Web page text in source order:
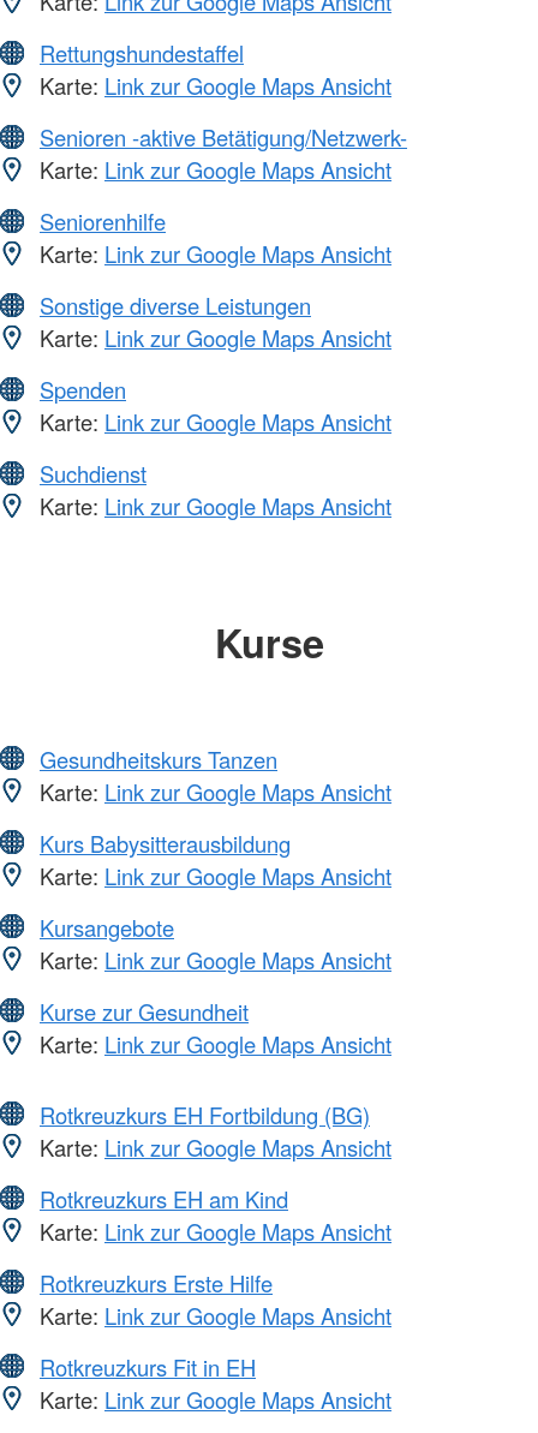
Rettungshundestaffel
Karte: Link zur Google Maps Ansicht
Senioren -aktive Betätigung/Netzwerk-
Karte: Link zur Google Maps Ansicht
Seniorenhilfe
Karte: Link zur Google Maps Ansicht
Sonstige diverse Leistungen
Karte: Link zur Google Maps Ansicht
Spenden
Karte: Link zur Google Maps Ansicht
Suchdienst
Karte: Link zur Google Maps Ansicht
Kurse
Gesundheitskurs Tanzen
Karte: Link zur Google Maps Ansicht
Kurs Babysitterausbildung
Karte: Link zur Google Maps Ansicht
Kursangebote
Karte: Link zur Google Maps Ansicht
Kurse zur Gesundheit
Karte: Link zur Google Maps Ansicht
Rotkreuzkurs EH Fortbildung (BG)
Karte: Link zur Google Maps Ansicht
Rotkreuzkurs EH am Kind
Karte: Link zur Google Maps Ansicht
Rotkreuzkurs Erste Hilfe
Karte: Link zur Google Maps Ansicht
Rotkreuzkurs Fit in EH
Karte: Link zur Google Maps Ansicht